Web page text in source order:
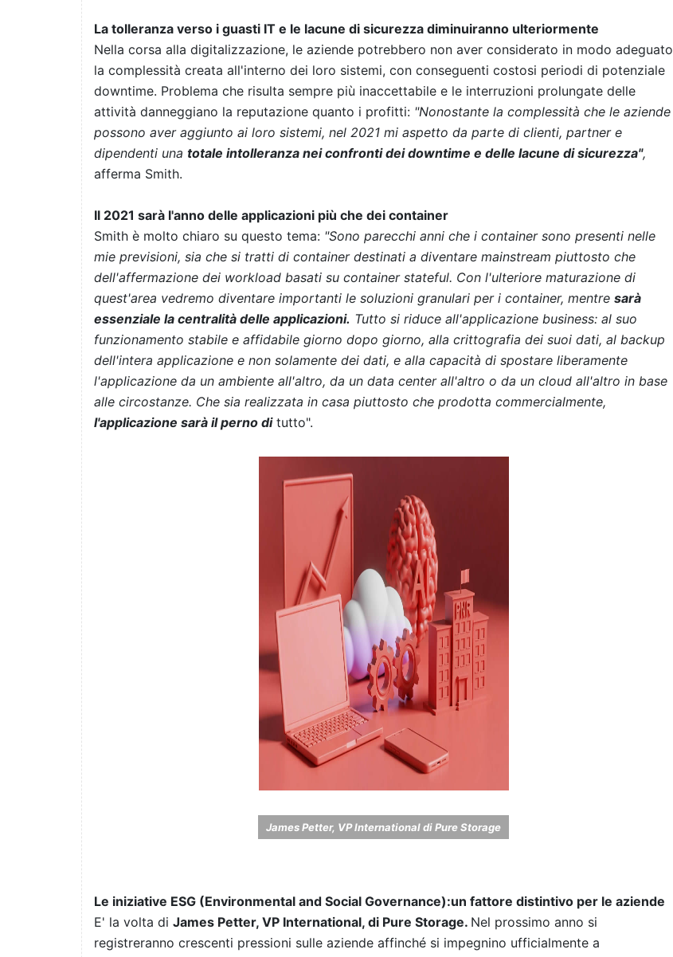
La tolleranza verso i guasti IT e le lacune di sicurezza diminuiranno ulteriormente
Nella corsa alla digitalizzazione, le aziende potrebbero non aver considerato in modo adeguato
la complessità creata all'interno dei loro sistemi, con conseguenti costosi periodi di potenziale
downtime. Problema che risulta sempre più inaccettabile e le interruzioni prolungate delle
attività danneggiano la reputazione quanto i profitti: "Nonostante la complessità che le aziende
possono aver aggiunto ai loro sistemi, nel 2021 mi aspetto da parte di clienti, partner e
dipendenti una totale intolleranza nei confronti dei downtime e delle lacune di sicurezza",
afferma Smith.
Il 2021 sarà l'anno delle applicazioni più che dei container
Smith è molto chiaro su questo tema: "Sono parecchi anni che i container sono presenti nelle
mie previsioni, sia che si tratti di container destinati a diventare mainstream piuttosto che
dell'affermazione dei workload basati su container stateful. Con l'ulteriore maturazione di
quest'area vedremo diventare importanti le soluzioni granulari per i container, mentre sarà
essenziale la centralità delle applicazioni. Tutto si riduce all'applicazione business: al suo
funzionamento stabile e affidabile giorno dopo giorno, alla crittografia dei suoi dati, al backup
dell'intera applicazione e non solamente dei dati, e alla capacità di spostare liberamente
l'applicazione da un ambiente all'altro, da un data center all'altro o da un cloud all'altro in base
alle circostanze. Che sia realizzata in casa piuttosto che prodotta commercialmente,
l'applicazione sarà il perno ditutto".
James Petter, VP International di Pure Storage
Le iniziative ESG (Environmental and Social Governance):un fattore distintivo per le aziende
E' la volta di James Petter, VP International, di Pure Storage. Nel prossimo anno si
registreranno crescenti pressioni sulle aziende affinché si impegnino ufficialmente a